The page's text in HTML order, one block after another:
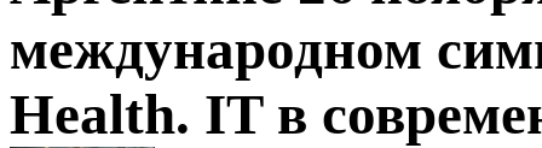
международном
Health. IT в